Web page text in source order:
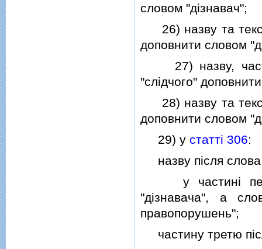
словом "дiзнавач";
26) назву та
доповнити словом
27) назву,
"слiдчого"
28) назву та
доповнити словом
29) у статтi 306:
назву пiсля слова
у частинi
"дiзнавача", а
правопорушень";
частину третю